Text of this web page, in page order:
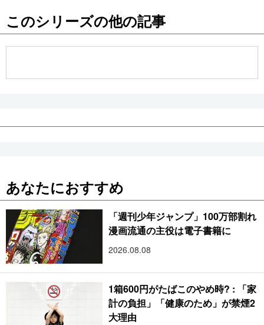
お知らせ
このシリーズの他の記事
あなたにおすすめ
「週刊少年ジャンプ」100万部割れ
漫画流通の主役は電子書籍に
2026.08.08
1箱600円がたばこのやめ時? : 「家
計の負担」「健康のため」が禁煙2
大理由